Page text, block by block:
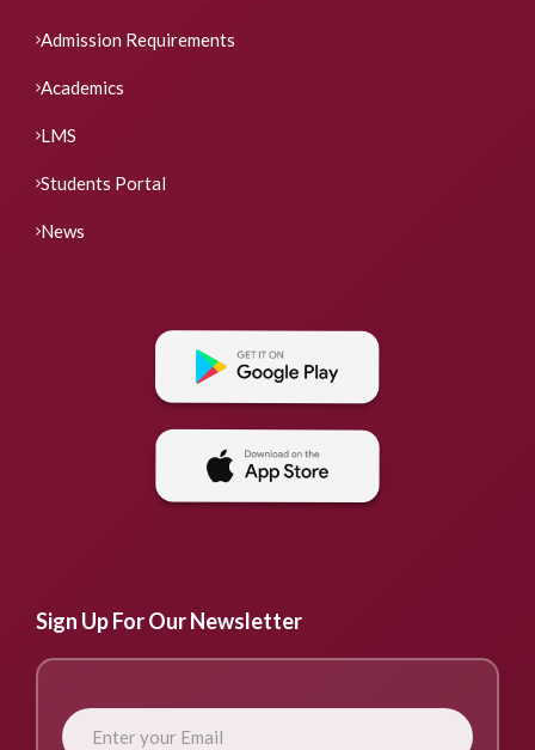
Admission Requirements
Academics
LMS
Students Portal
News
Sign Up For Our Newsletter